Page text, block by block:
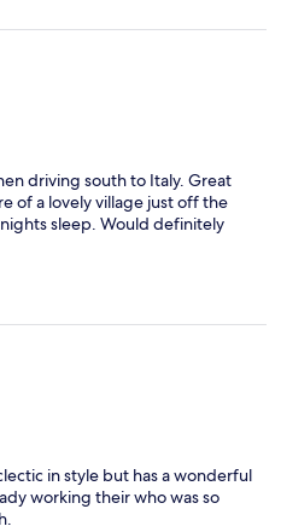
driving south to Italy. Great
of a lovely village just off the
sleep. Would definitely
in style but has a wonderful
working their who was so